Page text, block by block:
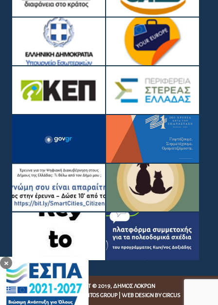
×
COPYRIGHT © 2019, ΔΉΜΟΣ ΛΟΚΡΏΝ
WEB DEVELOPMENT BY
EGRITOS GROUP| WEB DESIGN BY CIRCUS